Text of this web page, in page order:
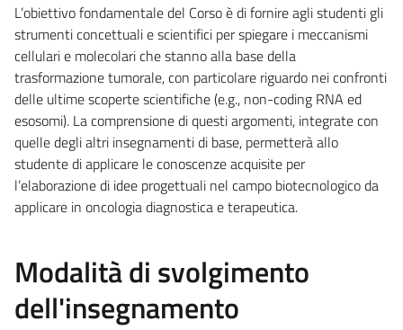
L’obiettivo fondamentale del Corso è di fornire agli studenti gli
strumenti concettuali e scientifici per spiegare i meccanismi
cellulari e molecolari che stanno alla base della
trasformazione tumorale, con particolare riguardo nei confronti
delle ultime scoperte scientifiche (e.g., non-coding RNA ed
esosomi). La comprensione di questi argomenti, integrate con
quelle degli altri insegnamenti di base, permetterà allo
studente di applicare le conoscenze acquisite per
l’elaborazione di idee progettuali nel campo biotecnologico da
applicare in oncologia diagnostica e terapeutica.
Modalità di svolgimento
dell'insegnamento